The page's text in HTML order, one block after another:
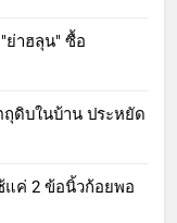
ย่าฮลุน" ซื้อ
ดิบในบ้าน ประหยัด
แค่ 2 ข้อนิ้วก้อยพอ